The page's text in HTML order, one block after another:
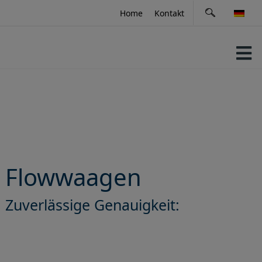
Home Kontakt
Flowwaagen
Zuverlässige Genauigkeit: